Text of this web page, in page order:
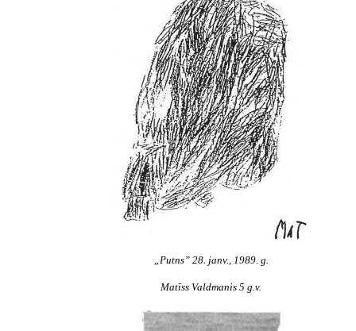
„Putns” 28. janv., 1989. g.
Matīss Valdmanis 5 g.v.